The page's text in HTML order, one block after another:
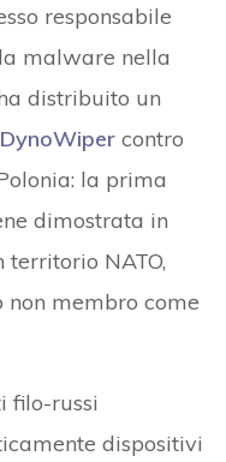
responsabile
malware nella
distribuito un
DynoWiper contro
la prima
dimostrata in
NATO,
non membro come
filo-russi
dispositivi